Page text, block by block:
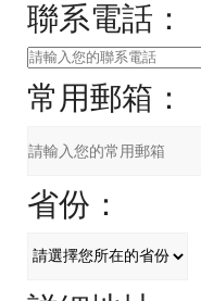
聯系電話：
常用郵箱：
省份：